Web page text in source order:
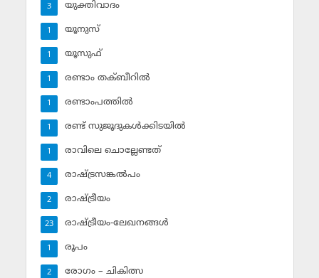
യുക്തിവാദം
3
യൂനുസ്‌
1
യൂസുഫ്‌
1
രണ്ടാം തക്ബീറില്‍
1
രണ്ടാംപത്തില്‍
1
രണ്ട് സുജൂദുകള്‍ക്കിടയില്‍
1
രാവിലെ ചൊല്ലേണ്ടത്
1
രാഷ്ട്രസങ്കല്‍പം
4
രാഷ്ട്രീയം
2
രാഷ്ട്രീയം-ലേഖനങ്ങള്‍
23
രൂപം
1
രോഗം – ചികിത്സ
2